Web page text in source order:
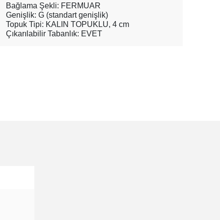
Bağlama Şekli: FERMUAR
Genişlik: G (standart genişlik)
Topuk Tipi: KALIN TOPUKLU, 4 cm
Çıkarılabilir Tabanlık: EVET